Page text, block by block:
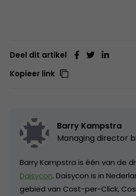
Deel dit artikel
Kopieer link
Barry Kampstra
Managing director
Barry Kampstra is één van de
Daisycon. Daisycon is in
gebied van Cost-per-Click,